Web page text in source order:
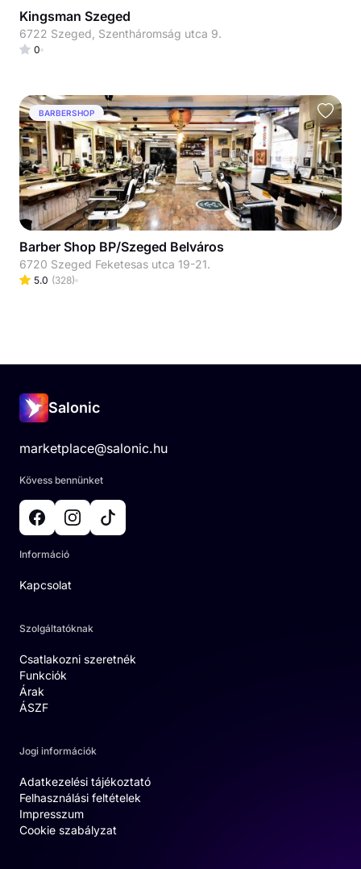
Kingsman Szeged
6722 Szeged, Szentháromság utca 9.
0
BARBERSHOP
Barber Shop BP/Szeged Belváros
6720 Szeged Feketesas utca 19-21.
5.0 (328)
Salonic
marketplace@salonic.hu
Kövess bennünket
Információ
Kapcsolat
Szolgáltatóknak
Csatlakozni szeretnék
Funkciók
Árak
ÁSZF
Jogi információk
Adatkezelési tájékoztató
Felhasználási feltételek
Impresszum
Cookie szabályzat